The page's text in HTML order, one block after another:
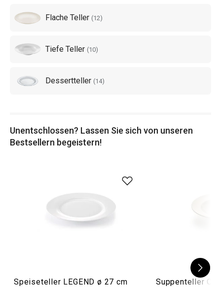
Flache Teller (12)
Tiefe Teller (10)
Dessertteller (14)
Unentschlossen? Lassen Sie sich von unseren
Bestsellern begeistern!
Speiseteller LEGEND ø 27 cm
Suppenteller